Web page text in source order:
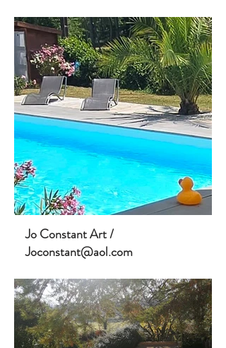
Jo Constant Art /
Joconstant@aol.com